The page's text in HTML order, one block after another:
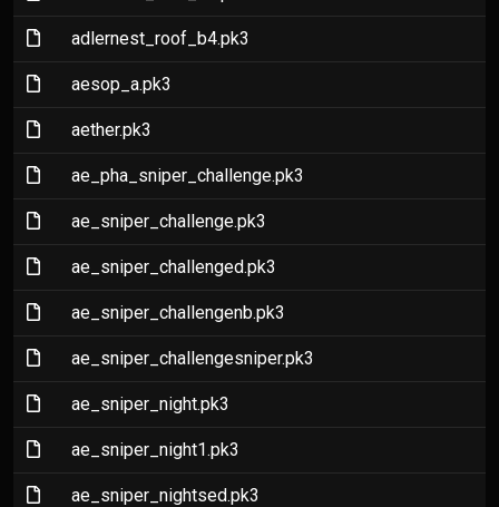
(File)adlernest_roof_b4.pk3
(File)aesop_a.pk3
(File)aether.pk3
(File)ae_pha_sniper_challenge.pk3
(File)ae_sniper_challenge.pk3
(File)ae_sniper_challenged.pk3
(File)ae_sniper_challengenb.pk3
(File)ae_sniper_challengesniper.pk3
(File)ae_sniper_night.pk3
(File)ae_sniper_night1.pk3
(File)ae_sniper_nightsed.pk3